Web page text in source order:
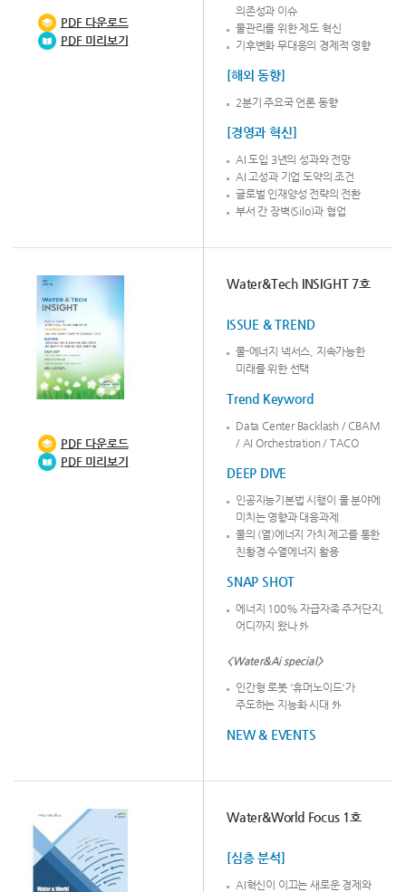
PDF 다운로드
PDF 미리보기
의존성과 이슈
물관리를 위한 제도 혁신
기후변화 무대응의 경제적 영향
[해외 동향]
2분기 주요국 언론 동향
[경영과 혁신]
AI 도입 3년의 성과와 전망
AI 고성과 기업 도약의 조건
글로벌 인재양성 전략의 전환
부서 간 장벽(Silo)과 협업
PDF 다운로드
PDF 미리보기
Water&Tech INSIGHT 7호
ISSUE & TREND
물-에너지 넥서스, 지속가능한
미래를 위한 선택
Trend Keyword
Data Center Backlash / CBAM
/ AI Orchestration / TACO
DEEP DIVE
인공지능기본법 시행이 물 분야에
미치는 영향과 대응과제
물의 (열)에너지 가치 제고를 통한
친황경 수열에너지 활용
SNAP SHOT
에너지 100% 자급자족 주거단지,
어디까지 왔나 外
<Water&Ai special>
인간형 로봇 '휴머노이드'가
주도하는 지능화 시대 外
NEW & EVENTS
Water&World Focus 1호
[심층 분석]
AI혁신이 이끄는 새로운 경제와